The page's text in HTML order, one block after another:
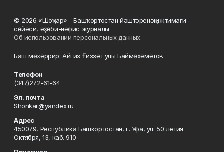
© 2026 «Шоңҡар» - Башҡортостан йәштәренәң ижтимағи-
сәйәси, әҙәби-нәфис журналы
Об использовании персональных данных
Баш мөхәррир: Айгиз Ғиззәт улы Баймөхәмәтов
Телефон
(347)272-61-64
Эл. почта
Shonkar@yandex.ru
Адрес
450079, Республика Башкортостан, г. Уфа, ул. 50 летия
Октября, 13, каб. 910